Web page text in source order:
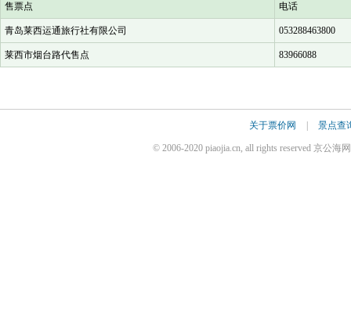
售票点 电话
青岛莱西运通旅行社有限公司 053288463800
莱西市烟台路代售点 83966088
关于票价网 | 景点查
© 2006-2020 piaojia.cn, all rights reserved 京公海